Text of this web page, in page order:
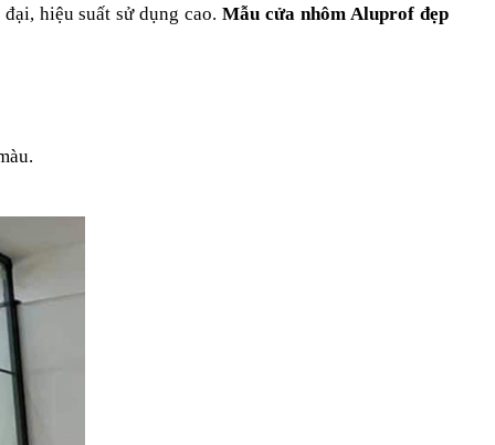
hiệu suất sử dụng cao. Mẫu cửa nhôm Aluprof đẹp